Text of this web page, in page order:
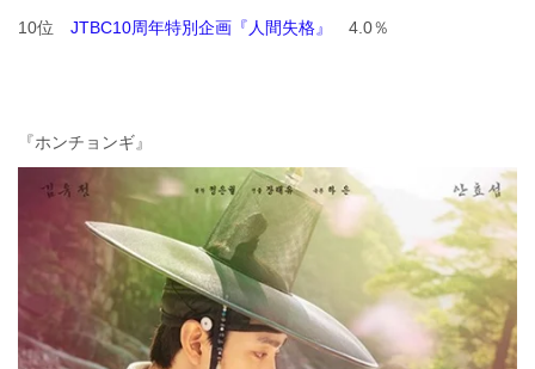
10位 JTBC10周年特別企画『人間失格』 4.0％
『ホンチョンギ』